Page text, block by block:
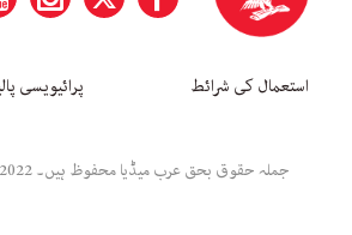
استعمال کی شرائط پرائیویسی
جملہ حقوق بحق عرب میڈیا محفوظ ہیں۔ 2022 ©